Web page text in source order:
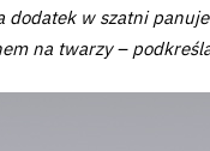
w szatni
na twarzy –